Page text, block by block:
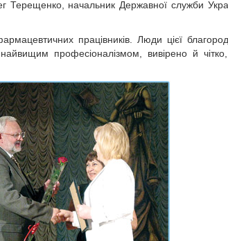
Терещенко, начальник Державної служби
працівників. Люди цієї
професіоналізмом, вивірено й